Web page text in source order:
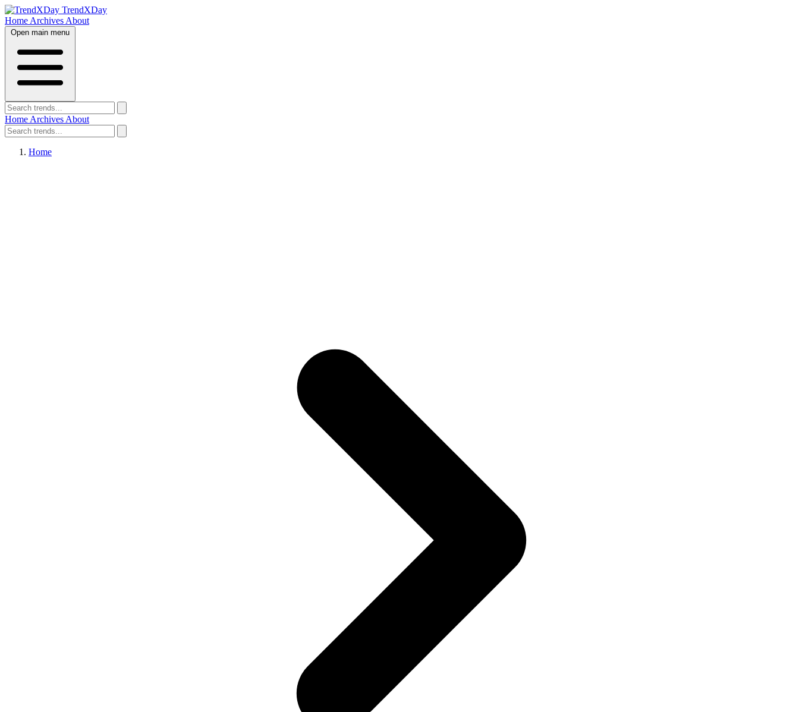
TrendXDay
Home Archives About
Open main menu
Home Archives About
Home